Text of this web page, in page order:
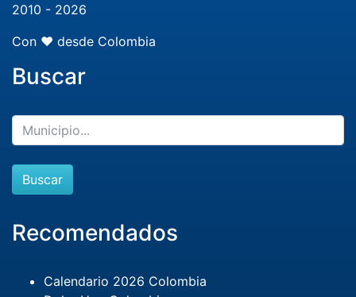
2010 - 2026
Con ❤️ desde Colombia
Buscar
Buscar
Recomendados
Calendario 2026 Colombia